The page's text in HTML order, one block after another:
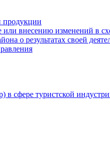
продукции
или внесению изменений в
о результатах своей
в сфере туристской